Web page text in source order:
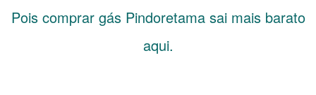
Pois comprar gás Pindoretama sai mais barato
aqui.